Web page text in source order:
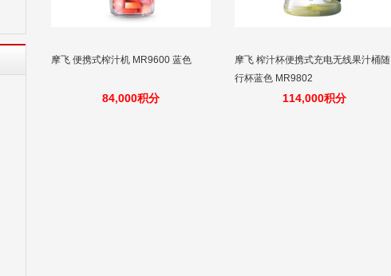
摩飞 便携式榨汁机 MR9600 蓝色
84,000积分
摩飞 榨汁杯便携式充电无线果汁桶随
行杯蓝色 MR9802
114,000积分